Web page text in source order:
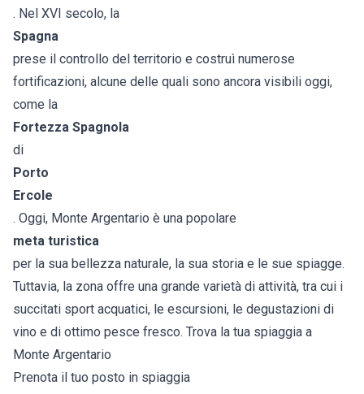
. Nel XVI secolo, la
Spagna
prese il controllo del territorio e costruì numerose
fortificazioni, alcune delle quali sono ancora visibili oggi,
come la
Fortezza Spagnola
di
Porto
Ercole
. Oggi, Monte Argentario è una popolare
meta turistica
per la sua bellezza naturale, la sua storia e le sue spiagge.
Tuttavia, la zona offre una grande varietà di attività, tra cui i
succitati sport acquatici, le escursioni, le degustazioni di
vino e di ottimo pesce fresco. Trova la tua spiaggia a
Monte Argentario
Prenota il tuo posto in spiaggia